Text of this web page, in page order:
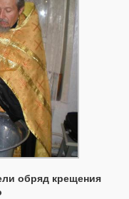
обряд крещения